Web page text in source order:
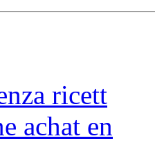
ricett
achat en